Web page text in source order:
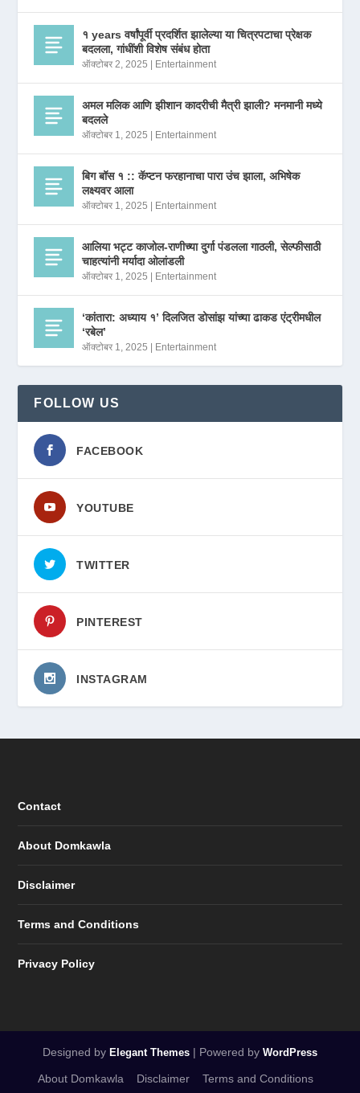
१ years वर्षांपूर्वी प्रदर्शित झालेल्या या चित्रपटाचा प्रेक्षक
बदलला, गांधींशी विशेष संबंध होता
ऑक्टोबर 2, 2025 | Entertainment
अमल मलिक आणि झीशान कादरीची मैत्री झाली? मनमानी मध्ये
बदलले
ऑक्टोबर 1, 2025 | Entertainment
बिग बॉस १ :: कॅप्टन फरहानाचा पारा उंच झाला, अभिषेक
लक्ष्यवर आला
ऑक्टोबर 1, 2025 | Entertainment
आलिया भट्ट काजोल-राणीच्या दुर्गा पंडलला गाठली, सेल्फीसाठी
चाहत्यांनी मर्यादा ओलांडली
ऑक्टोबर 1, 2025 | Entertainment
‘कांतारा: अध्याय १’ दिलजित डोसांझ यांच्या ढाकड एंट्रीमधील
‘रबेल’
ऑक्टोबर 1, 2025 | Entertainment
FOLLOW US
FACEBOOK
YOUTUBE
TWITTER
PINTEREST
INSTAGRAM
Contact
About Domkawla
Disclaimer
Terms and Conditions
Privacy Policy
Designed by Elegant Themes | Powered by WordPress
About Domkawla Disclaimer Terms and Conditions